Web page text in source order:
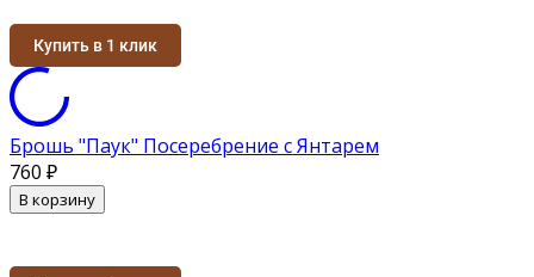
Купить в 1 клик
Брошь "Паук" Посеребрение с Янтарем
760 ₽
В корзину